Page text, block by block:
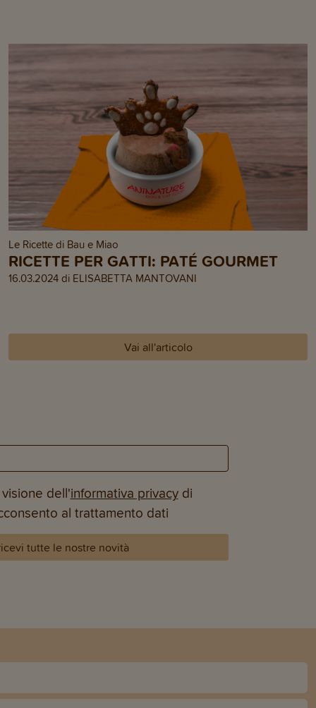
Le Ricette di Bau e Miao
RICETTE PER GATTI: PATÉ GOURMET
16.03.2024 di ELISABETTA MANTOVANI
Vai all'articolo
dell'informativa privacydi
al trattamento dati
tutte le nostre novità